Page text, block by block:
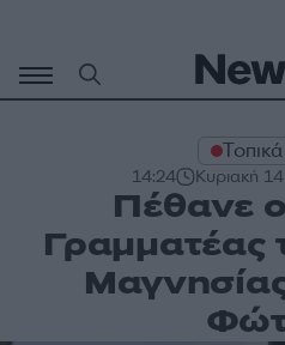
περιεχόμενο
14:24 Κυριακή
Πέθανε